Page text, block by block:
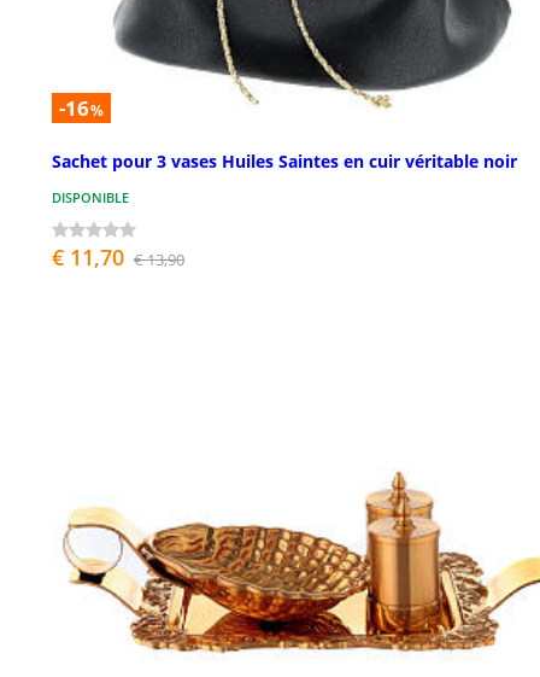
-16%
Sachet pour 3 vases Huiles Saintes en cuir véritable noir
DISPONIBLE
€ 11,70 € 13,90